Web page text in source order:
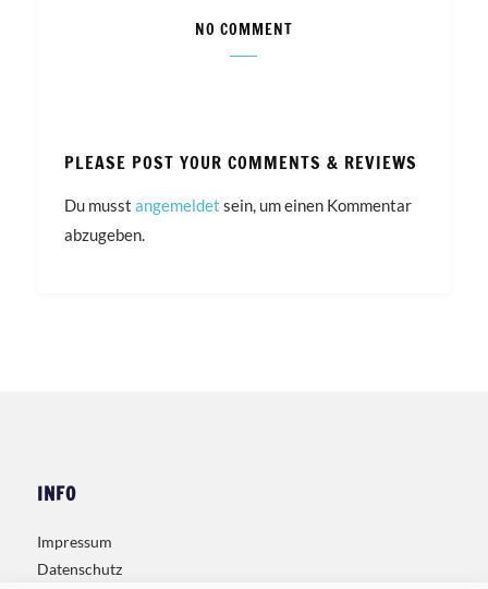
NO COMMENT
PLEASE POST YOUR COMMENTS & REVIEWS
Du musst angemeldet sein, um einen Kommentar
abzugeben.
INFO
Impressum
Datenschutz